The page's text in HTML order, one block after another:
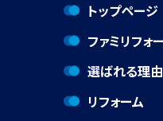
トップページ
ファミリフォ
選ばれる理由
リフォーム